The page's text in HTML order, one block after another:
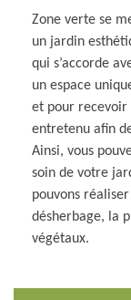
Zone verte se
un jardin
qui s’accorde
un espace
et pour recevoir
entretenu afin
Ainsi, vous
soin de votre
pouvons
désherbage, la
végétaux.